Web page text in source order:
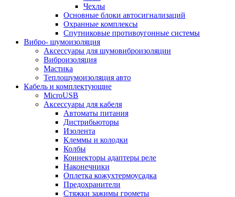
Чехлы
Основные блоки автосигнализаций
Охранные комплексы
Спутниковые противоугонные системы
Вибро- шумоизоляция
Аксессуары для шумовиброизоляции
Виброизоляция
Мастика
Теплошумоизоляция авто
Кабель и комплектующие
MicroUSB
Аксессуары для кабеля
Автоматы питания
Дистрибьюторы
Изолента
Клеммы и колодки
Колбы
Коннекторы адаптеры реле
Наконечники
Оплетка кожухтермоусадка
Предохранители
Стяжки зажимы грометы